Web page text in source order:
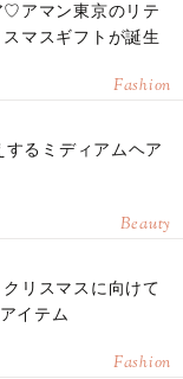
♡アマン東京のリテ
マスギフトが誕生
Fashion
るミディアムヘア
Beauty
リスマスに向けて
イテム
Fashion